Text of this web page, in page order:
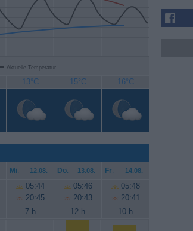
Aktuelle Temperatur
13°C 15°C 16°C
Mi. 12.08. Do. 13.08. Fr. 14.08.
05:44
20:45
05:46
20:43
05:48
20:41
7 h 12 h 10 h